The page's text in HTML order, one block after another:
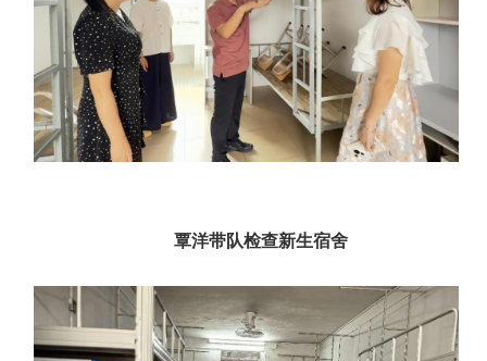
覃洋带队检查新生宿舍